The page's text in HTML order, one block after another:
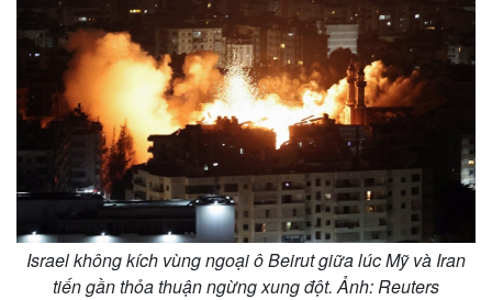
Israel không kích vùng ngoại ô Beirut giữa lúc Mỹ và Iran
tiến gần thỏa thuận ngừng xung đột. Ảnh: Reuters